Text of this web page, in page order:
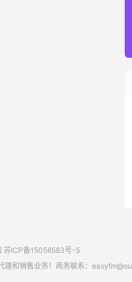
苏ICP备15056583号-5
和销售业务！商务联系：